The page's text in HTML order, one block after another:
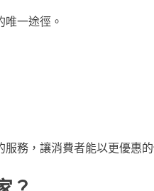
一途徑。
務，讓消費者能以更優惠